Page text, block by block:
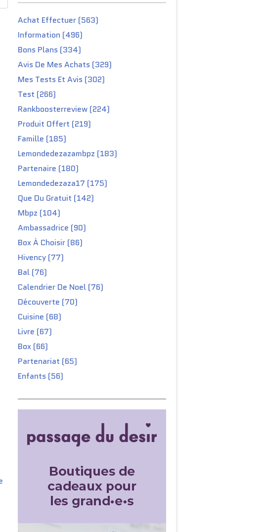
Achat Effectuer (563)
Information (496)
Bons Plans (334)
Avis De Mes Achats (329)
Mes Tests Et Avis (302)
Test (266)
Rankboosterreview (224)
Produit Offert (219)
Famille (185)
Lemondedezazambpz (183)
Partenaire (180)
Lemondedezaza17 (175)
Que Du Gratuit (142)
Mbpz (104)
Ambassadrice (90)
Box À Choisir (86)
Hivency (77)
Bal (76)
Calendrier De Noel (76)
Découverte (70)
Cuisine (68)
Livre (67)
Box (66)
Partenariat (65)
Enfants (56)